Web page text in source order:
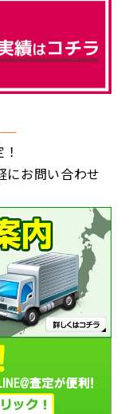
にお問い合わせ